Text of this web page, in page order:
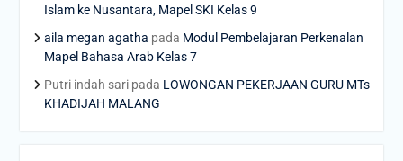
Islam ke Nusantara, Mapel SKI Kelas 9
aila megan agatha pada Modul Pembelajaran Perkenalan
Mapel Bahasa Arab Kelas 7
Putri indah saripada LOWONGAN PEKERJAAN GURU MTs
KHADIJAH MALANG